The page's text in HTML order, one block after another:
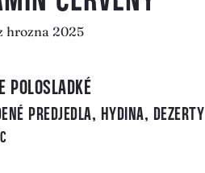
hrozna 2025
POLOSLADKÉ
PREDJEDLA, HYDINA, DEZERTY